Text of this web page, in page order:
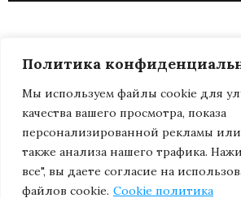
Политика
Мы используем файлы cookie для
качества вашего просмотра, показа
персонализированной рекламы или
также анализа нашего трафика.
все", вы даете согласие на
файлов cookie. Cookie политика
ДИРЕКТОР.